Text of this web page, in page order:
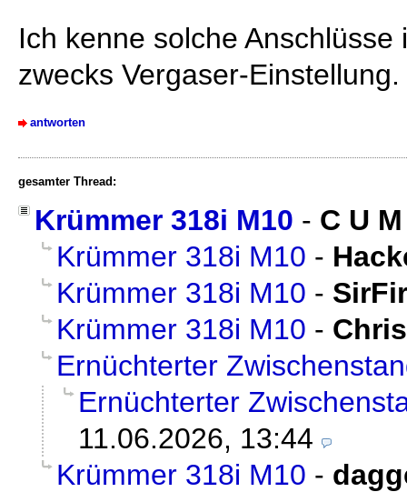
Ich kenne solche
zwecks Vergaser-Einstellung.
antworten
gesamter Thread:
Krümmer 318i M10 - C U M
Krümmer 318i M10 -
Krümmer 318i M10 -
Krümmer 318i M10 -
Ernüchterter
Ernüchterter
11.06.2026, 13:44
Krümmer 318i M10 -